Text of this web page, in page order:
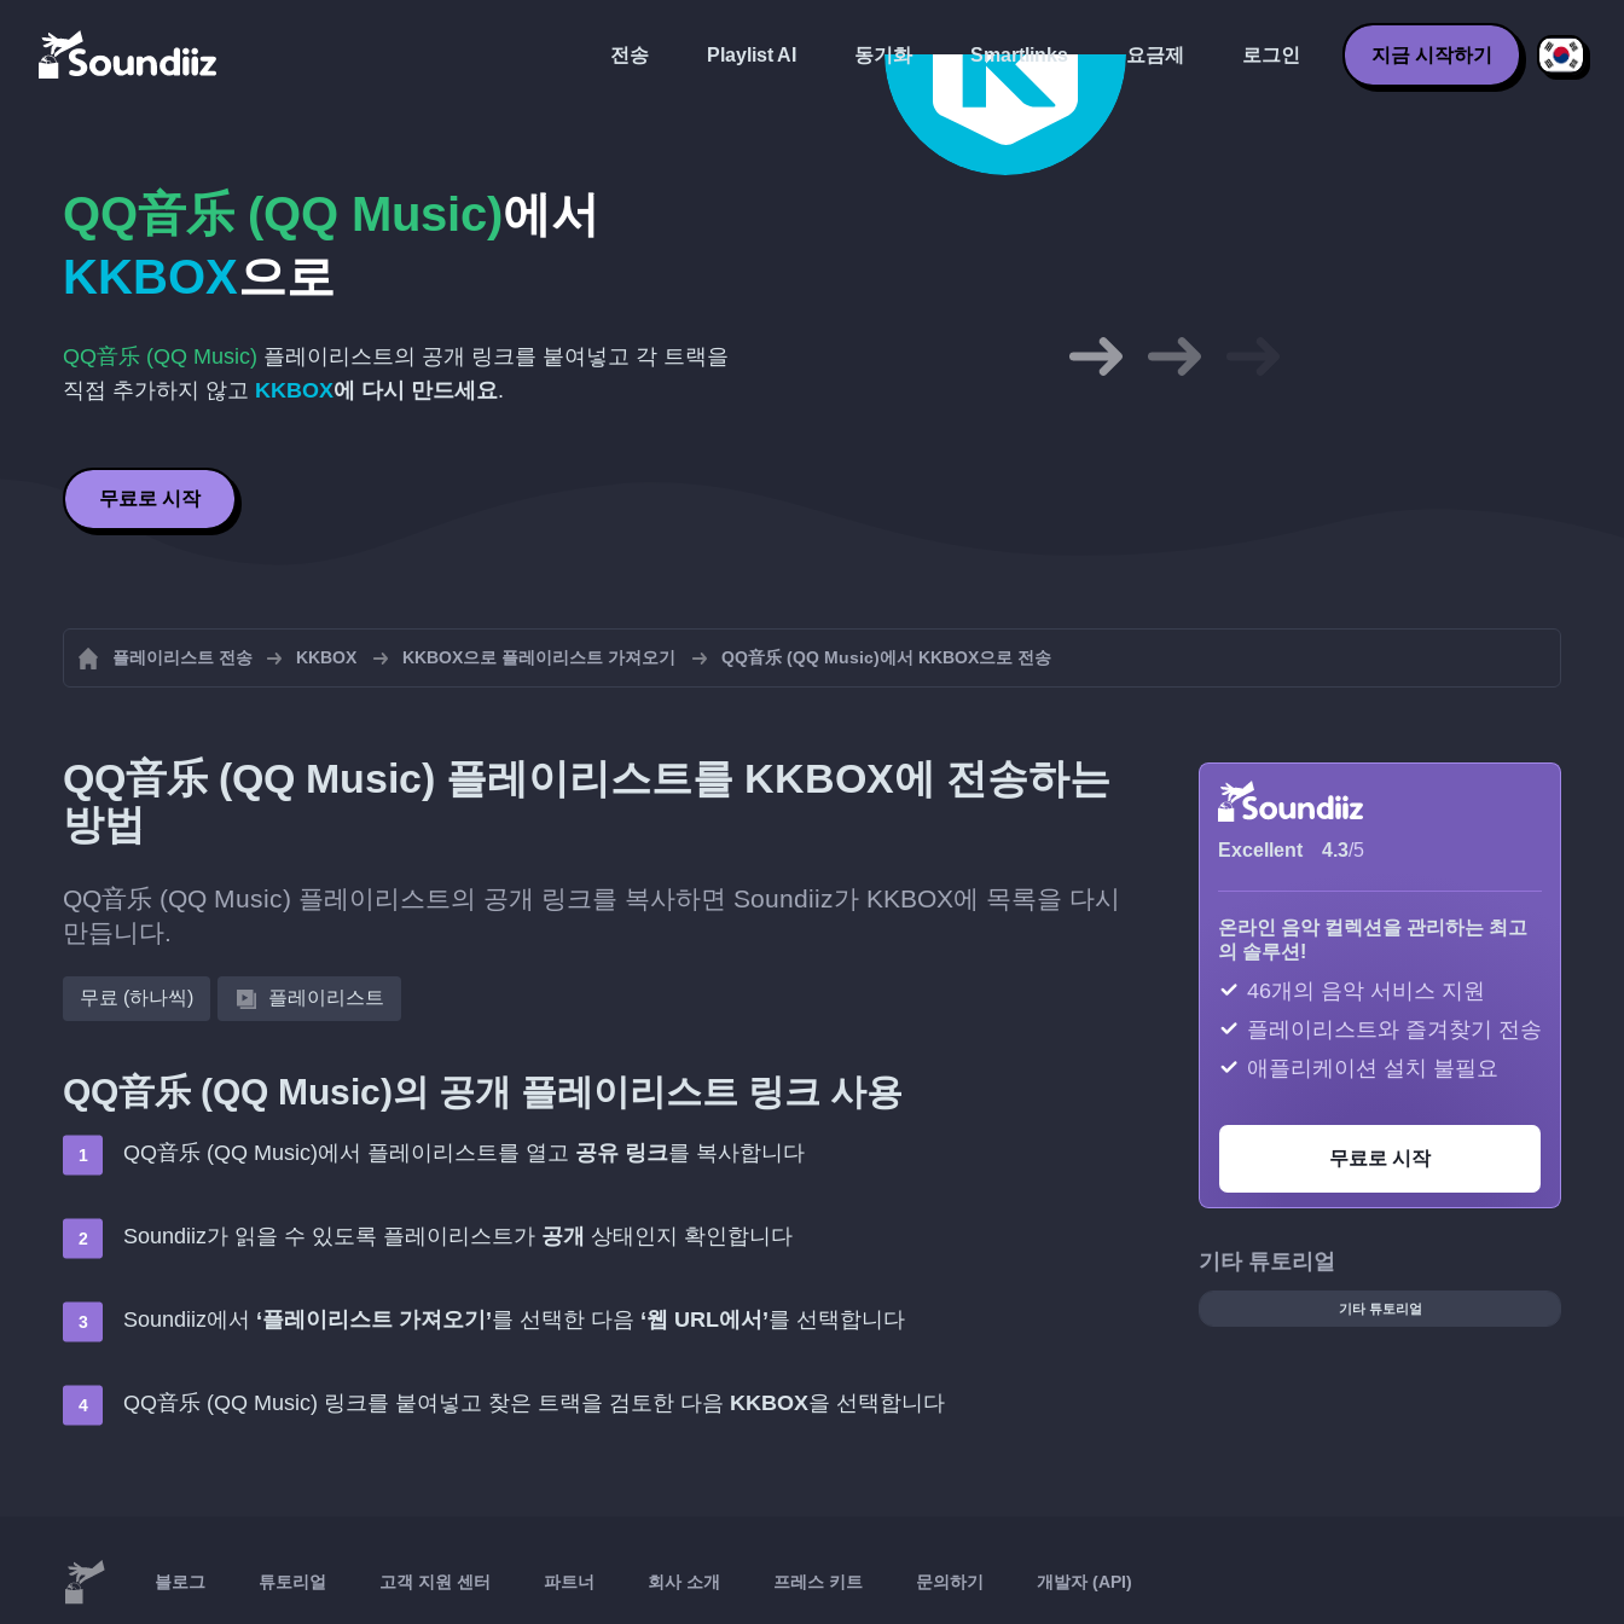
전송 Playlist AI 동기화 Smartlinks 요금제 로그인 지금 시작하기
QQ音乐 (QQ Music)에서
KKBOX으로
QQ音乐 (QQ Music) 플레이리스트의 공개 링크를 붙여넣고 각 트랙을
직접 추가하지 않고 KKBOX에 다시 만드세요.
무료로 시작
플레이리스트 전송 KKBOX KKBOX으로 플레이리스트 가져오기 QQ音乐 (QQ Music)에서 KKBOX으로 전송
QQ音乐 (QQ Music) 플레이리스트를 KKBOX에 전송하는
방법
QQ音乐 (QQ Music) 플레이리스트의 공개 링크를 복사하면 Soundiiz가 KKBOX에 목록을 다시
만듭니다.
무료 (하나씩) 플레이리스트
QQ音乐 (QQ Music)의 공개 플레이리스트 링크 사용
QQ音乐 (QQ Music)에서 플레이리스트를 열고 공유 링크를 복사합니다
Soundiiz가 읽을 수 있도록 플레이리스트가 공개 상태인지 확인합니다
Soundiiz에서 ‘플레이리스트 가져오기’를 선택한 다음 ‘웹 URL에서’를 선택합니다
QQ音乐 (QQ Music) 링크를 붙여넣고 찾은 트랙을 검토한 다음 KKBOX을 선택합니다
Excellent 4.3/5
온라인 음악 컬렉션을 관리하는 최고
의 솔루션!
46개의 음악 서비스 지원
플레이리스트와 즐겨찾기 전송
애플리케이션 설치 불필요
무료로 시작
기타 튜토리얼
기타 튜토리얼
블로그 튜토리얼 고객 지원 센터 파트너 회사 소개 프레스 키트 문의하기 개발자 (API)